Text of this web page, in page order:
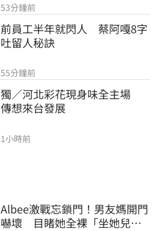
53分鐘前
前員工半年就閃人　蔡阿嘎8字
吐留人秘訣
55分鐘前
獨／河北彩花現身味全主場
傳想來台發展
1小時前
Albee激戰忘鎖門！男友媽開門
嚇壞 目睹她全裸「坐她兒子